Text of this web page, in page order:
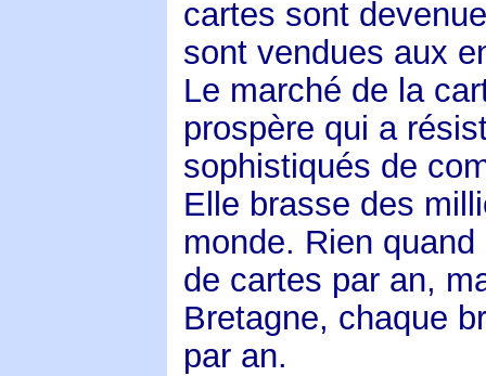
cartes sont
sont vendues aux
Le marché de la
prospère qui a
sophistiqués de
Elle brasse des
monde. Rien
de cartes par an,
Bretagne, chaque
par an.